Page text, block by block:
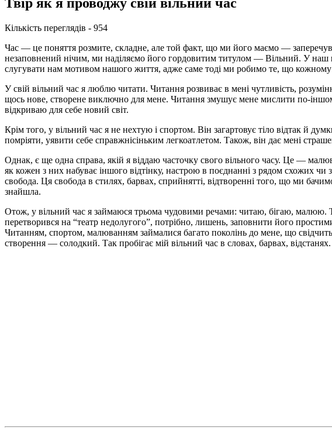
Кількість переглядів - 954
Час — це поняття розмите, складне, але той факт, що ми його маємо —
незаповнений нічим, ми наділяємо його гордовитим титулом — Вільний. У
слугувати нам мотивом нашого життя, адже саме тоді ми робимо те, що кожному
У свій вільний час я люблю читати. Читання розвиває в мені чутливість,
щось нове, створене виключно для мене. Читання змушує мене мислити по-
відкриваю для себе новий світ.
Крім того, у вільний час я не нехтую і спортом. Він загартовує тіло відтак й
помріяти, уявити себе справжнісіньким легкоатлетом. Також, він дає мені
Однак, є ще одна справа, якій я віддаю часточку свого вільного часу. Це —
як кожен з них набуває іншого відтінку, настрою в поєднанні з рядом схожих
свобода. Ця свобода в стилях, барвах, сприйнятті, відтворенні того, що ми
знайшла.
Отож, у вільний час я займаюся трьома чудовими речами: читаю, бігаю, малюю.
перетворився на “театр недолугого”, потрібно, лишень, заповнити його
Читанням, спортом, малюванням займалися багато поколінь до мене, що
створення — солодкий. Так пробігає мій вільний час в словах, барвах, відстанях.